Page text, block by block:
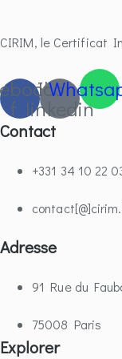
CIRIM, le Certificat
f
Icon-
linkedin
Contact
+331 34 10 22
Adresse
91 Rue du
75008 Paris
Explorer